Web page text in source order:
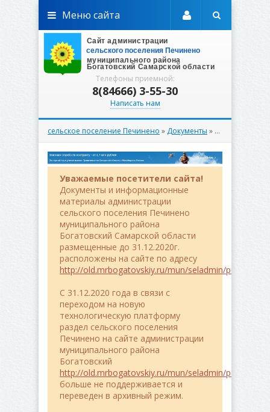
Телефоны приемной:
8(84666) 3-55-30
Написать нам
Меню сайта
сельское поселение Печинено » Документы » Проекты Постановлений
Уважаемые посетители сайта!
Документы и информационные
материалы администрации
сельского поселения Печинено
муниципального района
Богатовский Самарской области
размещенные до 31.12.2020г.
расположены на сайте по адресу
http://old.mrbogatovskiy.ru/mun/seladmin/pe4ineno/
C 31.12.2020 года в связи с
переходом на новую
технологическую платформу
раздел сельского поселения
Печинено на сайте администрации
муниципального района
Богатовский
http://old.mrbogatovskiy.ru/mun/seladmin/pe4ineno/
больше не поддерживается и
переведен в архивный режим.